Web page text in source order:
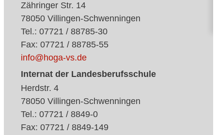
Zähringer Str. 14
78050 Villingen-Schwenningen
Tel.: 07721 / 88785-30
Fax: 07721 / 88785-55
info@hoga-vs.de
Internat der Landesberufsschule
Herdstr. 4
78050 Villingen-Schwenningen
Tel.: 07721 / 8849-0
Fax: 07721 / 8849-149